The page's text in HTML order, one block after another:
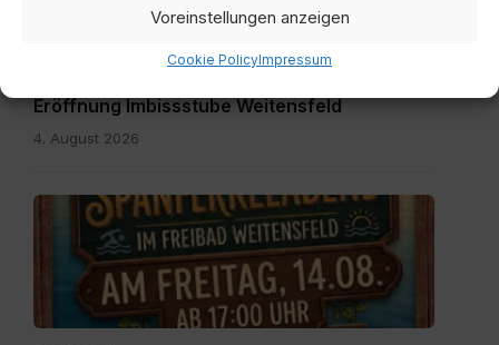
Voreinstellungen anzeigen
Cookie PolicyImpressum
Eröffnung Imbissstube Weitensfeld
4. August 2026
Einladung
Spanferkelabend.jpg